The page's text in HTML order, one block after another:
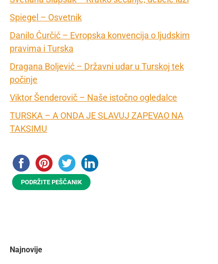
Spiegel – Osvetnik
Danilo Ćurčić – Evropska konvencija o ljudskim
pravima i Turska
Dragana Boljević – Državni udar u Turskoj tek
počinje
Viktor Šenderovič – Naše istočno ogledalce
TURSKA – A ONDA JE SLAVUJ ZAPEVAO NA
TAKSIMU
PODRŽITE PEŠČANIK
Najnovije